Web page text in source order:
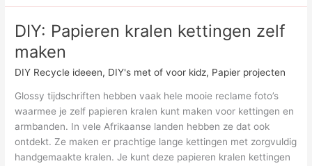
van
zorgvuldig
gevouwen
en
DIY: Papieren kralen kettingen zelf
maken
DIY Recycle ideeen, DIY's met of voor kidz, Papier projecten
Glossy tijdschriften hebben vaak hele mooie reclame foto’s
waarmee je zelf papieren kralen kunt maken voor kettingen en
armbanden. In vele Afrikaanse landen hebben ze dat ook
ontdekt. Ze maken er prachtige lange kettingen met zorgvuldig
handgemaakte kralen. Je kunt deze papieren kralen kettingen